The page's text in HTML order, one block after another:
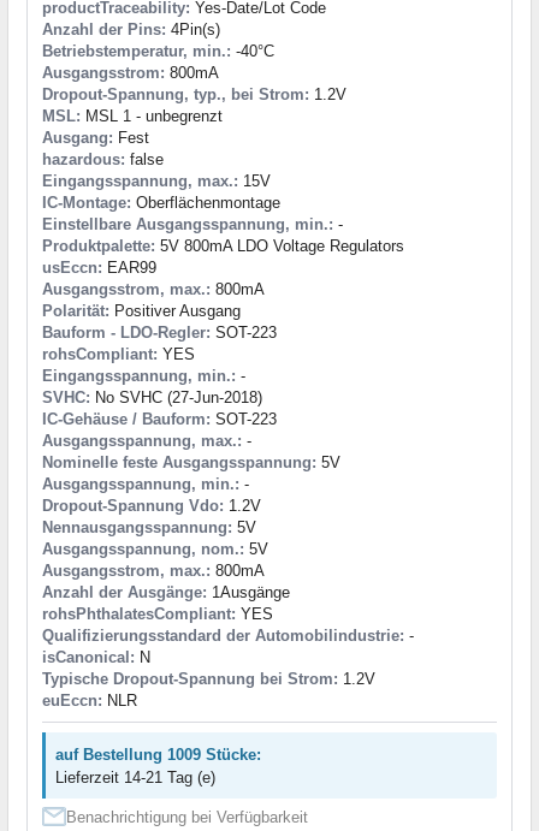
productTraceability: Yes-Date/Lot Code
Anzahl der Pins: 4Pin(s)
Betriebstemperatur, min.: -40°C
Ausgangsstrom: 800mA
Dropout-Spannung, typ., bei Strom: 1.2V
MSL: MSL 1 - unbegrenzt
Ausgang: Fest
hazardous: false
Eingangsspannung, max.: 15V
IC-Montage: Oberflächenmontage
Einstellbare Ausgangsspannung, min.: -
Produktpalette: 5V 800mA LDO Voltage Regulators
usEccn: EAR99
Ausgangsstrom, max.: 800mA
Polarität: Positiver Ausgang
Bauform - LDO-Regler: SOT-223
rohsCompliant: YES
Eingangsspannung, min.: -
SVHC: No SVHC (27-Jun-2018)
IC-Gehäuse / Bauform: SOT-223
Ausgangsspannung, max.: -
Nominelle feste Ausgangsspannung: 5V
Ausgangsspannung, min.: -
Dropout-Spannung Vdo: 1.2V
Nennausgangsspannung: 5V
Ausgangsspannung, nom.: 5V
Ausgangsstrom, max.: 800mA
Anzahl der Ausgänge: 1Ausgänge
rohsPhthalatesCompliant: YES
Qualifizierungsstandard der Automobilindustrie: -
isCanonical: N
Typische Dropout-Spannung bei Strom: 1.2V
euEccn: NLR
auf Bestellung 1009 Stücke:
Lieferzeit 14-21 Tag (e)
Benachrichtigung bei Verfügbarkeit